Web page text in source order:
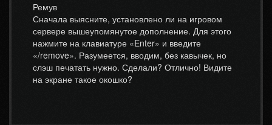
Ремув
Сначала выясните, установлено ли на игровом
сервере вышеупомянутое дополнение. Для этого
нажмите на клавиатуре «Enter» и введите
«/remove». Разумеется, вводим, без кавычек, но
слэш печатать нужно. Сделали? Отлично! Видите
на экране такое окошко?